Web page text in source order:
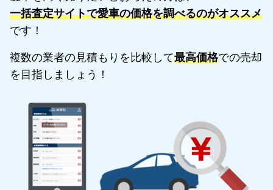
一括査定サイトで愛車の価格を調べるのがオススメ
です！
複数の業者の見積もりを比較して最高価格での売却
を目指しましょう！